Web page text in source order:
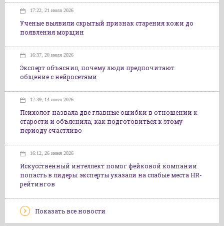
17:22, 21 июля 2026
Ученые выявили скрытый признак старения кожи до
появления морщин
16:37, 20 июля 2026
Эксперт объяснил, почему люди предпочитают
общение с нейросетями
17:39, 14 июля 2026
Психолог назвала две главные ошибки в отношении к
старости и объяснила, как подготовиться к этому
периоду счастливо
16:12, 26 июня 2026
Искусственный интеллект помог фейковой компании
попасть в лидеры: эксперты указали на слабые места HR-
рейтингов
Показать все новости